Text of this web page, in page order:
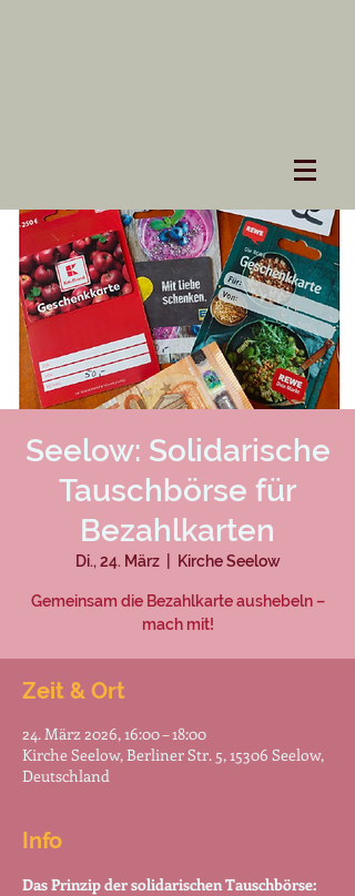
Seelow: Solidarische
Tauschbörse für
Bezahlkarten
Di., 24. März
  |
Kirche Seelow
Gemeinsam die Bezahlkarte aushebeln –
mach mit!
Zeit & Ort
24. März 2026, 16:00 – 18:00
Kirche Seelow, Berliner Str. 5, 15306 Seelow,
Deutschland
Info
Das Prinzip der solidarischen Tauschbörse: